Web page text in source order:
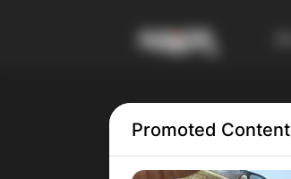
Tag:пирамида
Promoted Content